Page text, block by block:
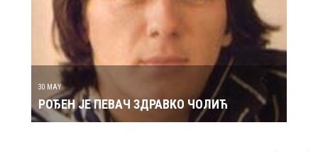
30 MAY
РОЂЕН ЈЕ ПЕВАЧ ЗДРАВКО ЧОЛИЋ